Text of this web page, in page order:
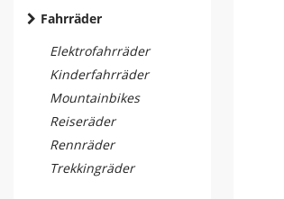
Fahrräder
Elektrofahrräder
Kinderfahrräder
Mountainbikes
Reiseräder
Rennräder
Trekkingräder